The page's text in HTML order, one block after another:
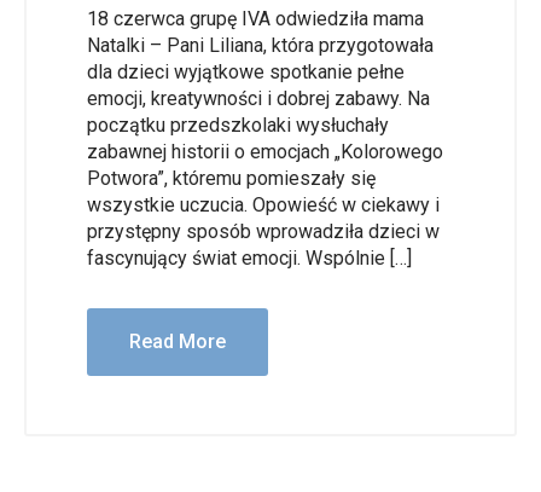
18 czerwca grupę IVA odwiedziła mama
Natalki – Pani Liliana, która przygotowała
dla dzieci wyjątkowe spotkanie pełne
emocji, kreatywności i dobrej zabawy. Na
początku przedszkolaki wysłuchały
zabawnej historii o emocjach „Kolorowego
Potwora”, któremu pomieszały się
wszystkie uczucia. Opowieść w ciekawy i
przystępny sposób wprowadziła dzieci w
fascynujący świat emocji. Wspólnie […]
Read More